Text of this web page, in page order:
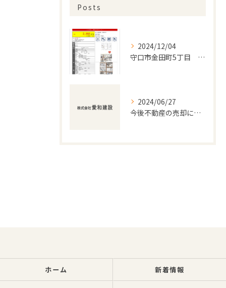
Posts
2024/12/04
守口市金田町5丁目 分譲開始！！
2024/06/27
今後不動産の売却に関する新着情報をお届けします。
ホーム 新着情報